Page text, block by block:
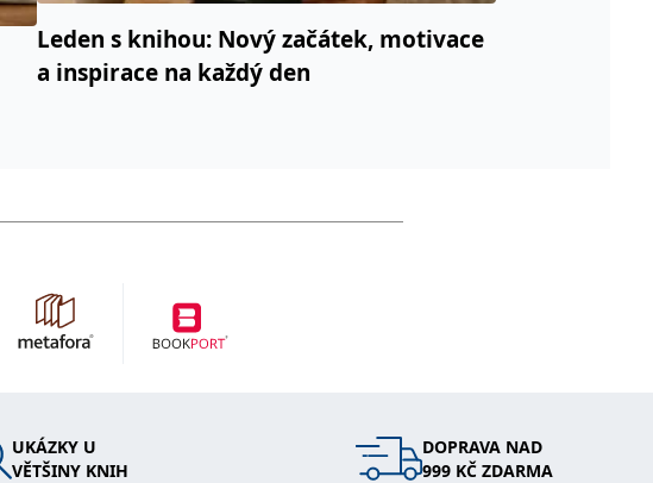
Leden s knihou: Nový začátek, motivace
a inspirace na každý den
UKÁZKY U
VĚTŠINY KNIH
DOPRAVA NAD
999 KČ ZDARMA